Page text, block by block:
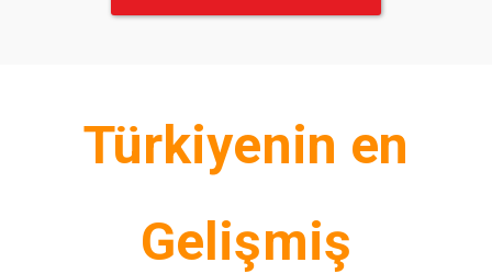
Türkiyenin en
Gelişmiş